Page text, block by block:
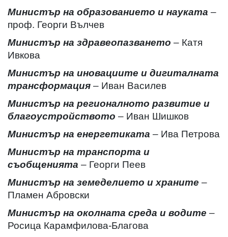
Министър на образованието и науката –
проф. Георги Вълчев
Министър на здравеопазването – Катя
Ивкова
Министър на иновациите и дигиталната
трансформация – Иван Василев
Министър на регионалното развитие и
благоустройството – Иван Шишков
Министър на енергетиката – Ива Петрова
Министър на транспорта и
съобщенията – Георги Пеев
Министър на земеделието и храните –
Пламен Абровски
Министър на околната среда и водите –
Росица Карамфилова-Благова